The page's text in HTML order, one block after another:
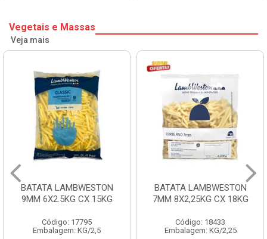
Vegetais e Massas
Veja mais
BATATA LAMBWESTON
9MM 6X2.5KG CX 15KG
Código: 17795
Embalagem: KG/2,5
BATATA LAMBWESTON
7MM 8X2,25KG CX 18KG
Código: 18433
Embalagem: KG/2,25